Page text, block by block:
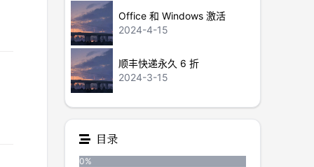
Office 和 Windows 激活
2024-4-15
顺丰快递永久 6 折
2024-3-15
目录
0%